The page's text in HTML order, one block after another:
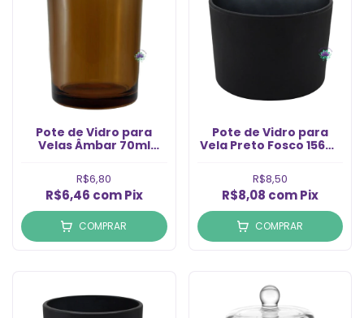
Pote de Vidro para
Velas Âmbar 70ml
R$6,80
R$6,46 com Pix
COMPRAR
Pote de Vidro para
Vela Preto Fosco 156ml
R$8,50
R$8,08 com Pix
COMPRAR